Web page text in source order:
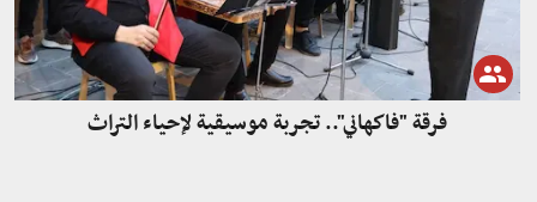
فرقة "فاكهاني".. تجربة موسيقية لإحياء التراث